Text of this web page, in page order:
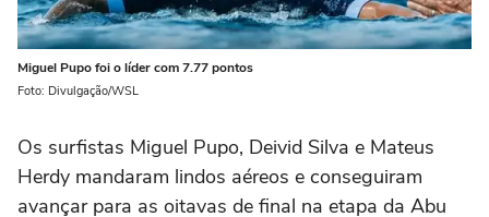
Miguel Pupo foi o líder com 7.77 pontos
Foto: Divulgação/WSL
Os surfistas Miguel Pupo, Deivid Silva e Mateus
Herdy mandaram lindos aéreos e conseguiram
avançar para as oitavas de final na etapa da Abu